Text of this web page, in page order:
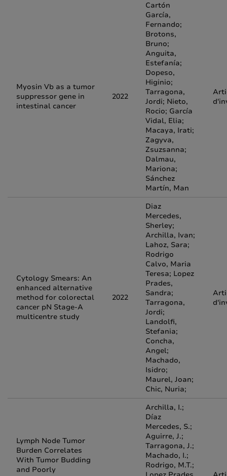
Myosin Vb as a tumor
suppressor gene in
intestinal cancer
2022
Cartón
García,
Fernando;
Brotons,
Bruno;
Anguita,
Estefanía;
Dopeso,
Higinio;
Tarragona,
Jordi; Nieto,
Rocio; García
Vidal, Elia;
Macaya, Irati;
Zagyva,
Zsuzsanna;
Dalmau,
Mariona;
Sánchez
Martín, Man
Cytology Smears: An
enhanced alternative
method for colorectal
cancer pN Stage-A
multicentre study
2022
Diaz
Mercedes,
Sherley;
Archilla, Ivan;
Lahoz, Sara;
Rodrigo
Calvo, Maria
Teresa; Lopez
Prades,
Sandra;
Tarragona,
Jordi;
Landolfi,
Stefania;
Concha,
Angel;
Machado,
Isidro;
Maurel, Joan;
Chic, Nuria;
Lymph Node Tumor
Burden Correlates
With Tumor Budding
and Poorly
Archilla, I.;
Díaz
Mercedes, S.;
Aguirre, J.;
Tarragona, J.;
Machado, I.;
Rodrigo, M.T.;